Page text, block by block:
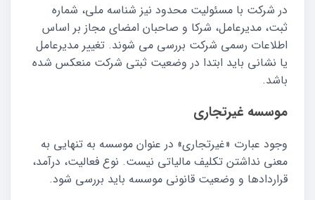
در شرکت با مسئولیت محدود نیز شناسه ملی، شماره
ثبت، مدیرعامل، شرکا و صاحبان امضای مجاز بر اساس
اطلاعات رسمی شرکت بررسی می شوند. تغییر مدیرعامل
یا نشانی باید ابتدا در وضعیت ثبتی شرکت منعکس شده
باشد.
موسسه غیرتجاری
وجود عبارت «غیرتجاری» در عنوان موسسه به تنهایی به
معنی نداشتن تکلیف مالیاتی نیست. نوع فعالیت، درآمد،
قراردادها و وضعیت قانونی موسسه باید بررسی شود.